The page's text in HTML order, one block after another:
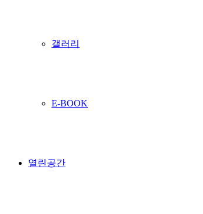
갤러리
E-BOOK
열린공간